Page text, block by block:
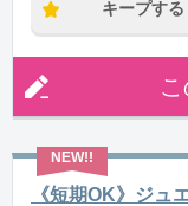
キープする
《短期OK》ジュ